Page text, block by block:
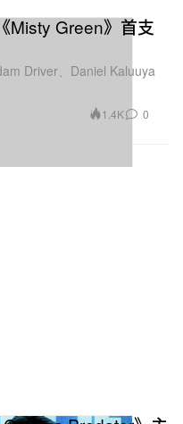
Misty Green》首支
Driver、Daniel Kaluuya
1.4K 0